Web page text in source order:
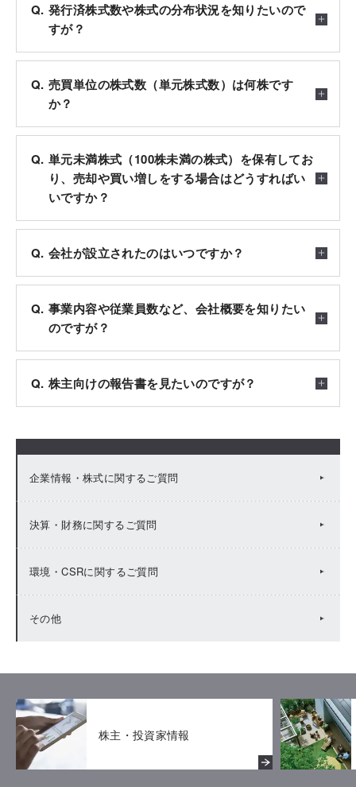
発行済株式数や株式の分布状況を知りたいので
すが？
売買単位の株式数（単元株式数）は何株です
か？
単元未満株式（100株未満の株式）を保有してお
り、売却や買い増しをする場合はどうすればい
いですか？
会社が設立されたのはいつですか？
事業内容や従業員数など、会社概要を知りたい
のですが？
株主向けの報告書を見たいのですが？
企業情報・株式に関するご質問
決算・財務に関するご質問
環境・CSRに関するご質問
その他
株主・投資家情報